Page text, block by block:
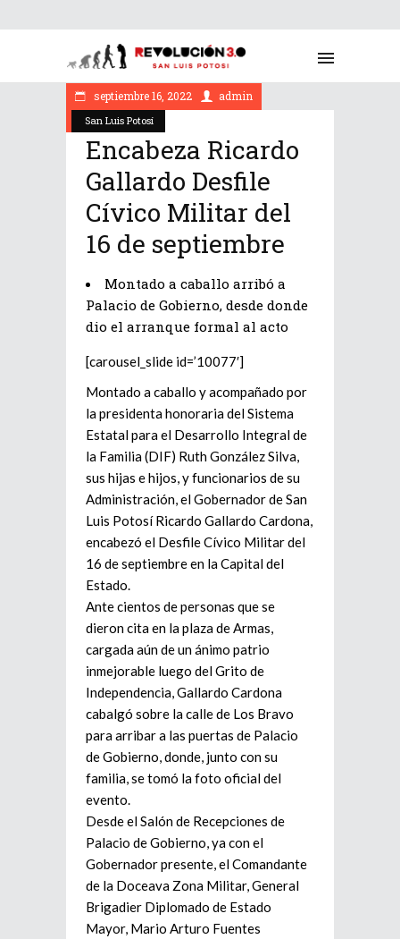
San Luis Potosí
septiembre 16, 2022 admin
Encabeza Ricardo
Gallardo Desfile
Cívico Militar del
16 de septiembre
Montado a caballo arribó a
Palacio de Gobierno, desde donde
dio el arranque formal al acto
[carousel_slide id=’10077′]
Montado a caballo y acompañado por
la presidenta honoraria del Sistema
Estatal para el Desarrollo Integral de
la Familia (DIF) Ruth González Silva,
sus hijas e hijos, y funcionarios de su
Administración, el Gobernador de San
Luis Potosí Ricardo Gallardo Cardona,
encabezó el Desfile Cívico Militar del
16 de septiembre en la Capital del
Estado.
Ante cientos de personas que se
dieron cita en la plaza de Armas,
cargada aún de un ánimo patrio
inmejorable luego del Grito de
Independencia, Gallardo Cardona
cabalgó sobre la calle de Los Bravo
para arribar a las puertas de Palacio
de Gobierno, donde, junto con su
familia, se tomó la foto oficial del
evento.
Desde el Salón de Recepciones de
Palacio de Gobierno, ya con el
Gobernador presente, el Comandante
de la Doceava Zona Militar, General
Brigadier Diplomado de Estado
Mayor, Mario Arturo Fuentes